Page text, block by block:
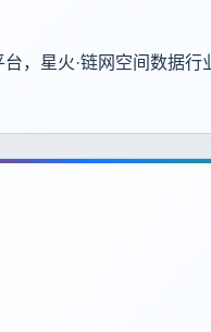
，星火·链网空间数据行